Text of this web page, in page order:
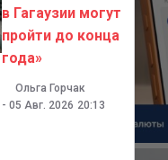
в Гагаузии могут
пройти до конца
года»
Ольга Горчак
- 05 Авг. 2026 20:13